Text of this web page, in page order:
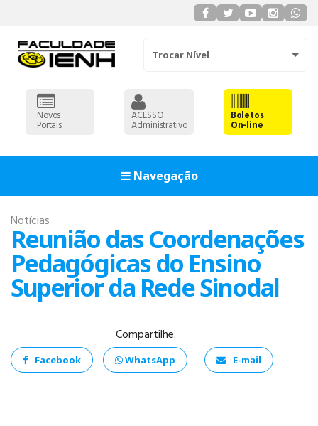
Trocar Nível
Novos
Portais
ACESSO
Administrativo
Boletos
On-line
Navegação
Notícias
Reunião das Coordenações
Pedagógicas do Ensino
Superior da Rede Sinodal
Compartilhe:
Facebook WhatsApp E-mail